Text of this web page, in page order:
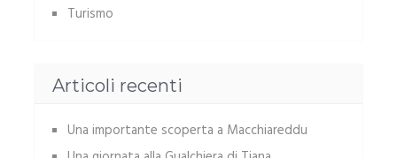
Turismo
Articoli recenti
Una importante scoperta a Macchiareddu